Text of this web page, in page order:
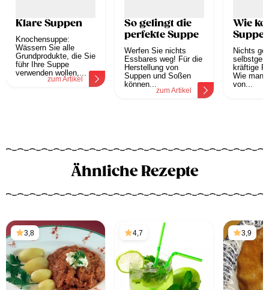
Klare Suppen
Knochensuppe:
Wässern Sie alle
Grundprodukte, die Sie
führ Ihre Suppe
verwenden wollen,...
zum Artikel
So gelingt die
perfekte Suppe
Werfen Sie nichts
Essbares weg! Für die
Herstellung von
Suppen und Soßen
können...
zum Artikel
Wie
Nichts
kräftige
Wie man
von...
Ähnliche Rezepte
3,8 4,7 3,9